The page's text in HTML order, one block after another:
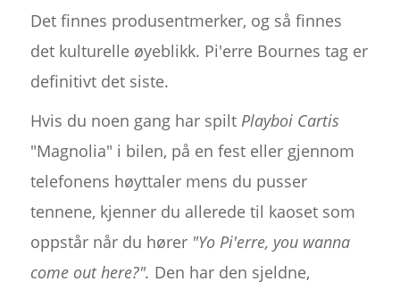
Det finnes produsentmerker, og så finnes
det kulturelle øyeblikk. Pi'erre Bournes tag er
definitivt det siste.
Hvis du noen gang har spilt Playboi Cartis
"Magnolia" i bilen, på en fest eller gjennom
telefonens høyttaler mens du pusser
tennene, kjenner du allerede til kaoset som
oppstår når du hører "Yo Pi'erre, you wanna
come out here?". Den har den sjeldne,